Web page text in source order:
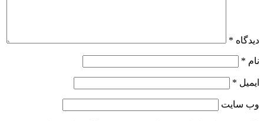
دیدگاه *
نام *
ایمیل *
وب‌ سایت